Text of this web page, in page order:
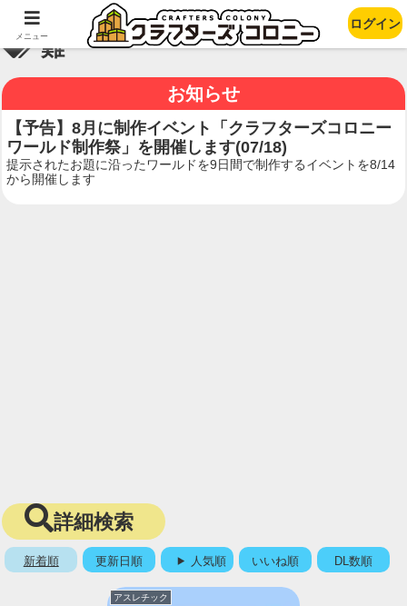
難
お知らせ
【予告】8月に制作イベント「クラフターズコロニー
ワールド制作祭」を開催します(07/18)
提示されたお題に沿ったワールドを9日間で制作するイベントを8/14
から開催します
詳細検索
新着順 更新日順 人気順 いいね順 DL数順
アスレチック
メニュー
ログイン